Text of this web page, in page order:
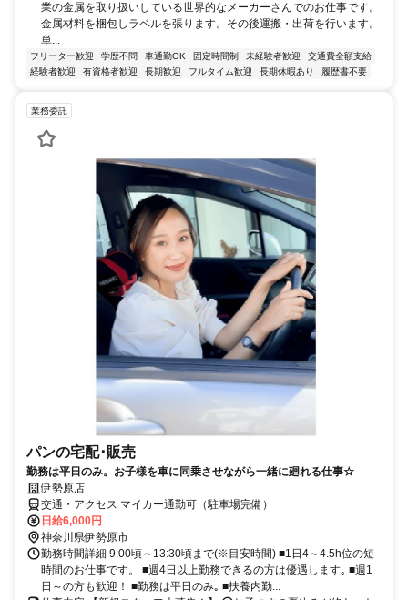
業の金属を取り扱いしている世界的なメーカーさんでのお仕事です。
金属材料を梱包しラベルを張ります。その後運搬・出荷を行います。
単...
フリーター歓迎 学歴不問 車通勤OK 固定時間制 未経験者歓迎
交通費全額支給
経験者歓迎
有資格者歓迎 長期歓迎 フルタイム歓迎 長期休暇あり 履歴書不要
業務委託
パンの宅配･販売
勤務は平日のみ。お子様を車に同乗させながら一緒に廻れる仕事☆
伊勢原店
交通・アクセス マイカー通勤可（駐車場完備）
日給6,000円
神奈川県伊勢原市
勤務時間詳細 9:00頃～13:30頃まで(※目安時間) ■1日4～4.5h位の短
時間のお仕事です。 ■週4日以上勤務できるの方は優遇します｡ ■週1
日～の方も歓迎！ ■勤務は平日のみ｡ ■扶養内勤...